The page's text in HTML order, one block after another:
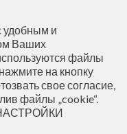
удобным и
Ваших
файлы
на кнопку
свое согласие,
файлы „cookie“.